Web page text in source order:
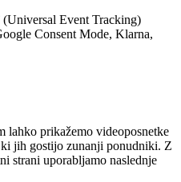
Event Tracking)
Consent Mode, Klarna,
lahko prikažemo videoposnetke
jih gostijo zunanji ponudniki. Z
strani uporabljamo naslednje